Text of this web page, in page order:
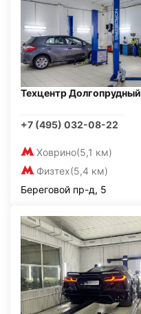
Техцентр Долгопрудный
+7 (495) 032-08-22
Ховрино(5,1 км)
Физтех(5,4 км)
Береговой пр-д, 5